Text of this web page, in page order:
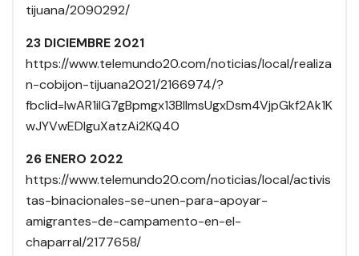
tijuana/2090292/
23 DICIEMBRE 2021
https://www.telemundo20.com/noticias/local/realiza
n-cobijon-tijuana2021/2166974/?
fbclid=IwAR1iIG7gBpmgx13BlImsUgxDsm4VjpGkf2Ak1K
wJYVwEDIguXatzAi2KQ40
26 ENERO 2022
https://www.telemundo20.com/noticias/local/activis
tas-binacionales-se-unen-para-apoyar-
amigrantes-de-campamento-en-el-
chaparral/2177658/